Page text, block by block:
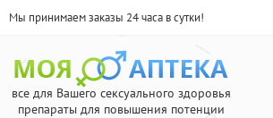
Мы принимаем заказы 24 часа в сутки!
все для Вашего сексуального здоровья
препараты для повышения потенции